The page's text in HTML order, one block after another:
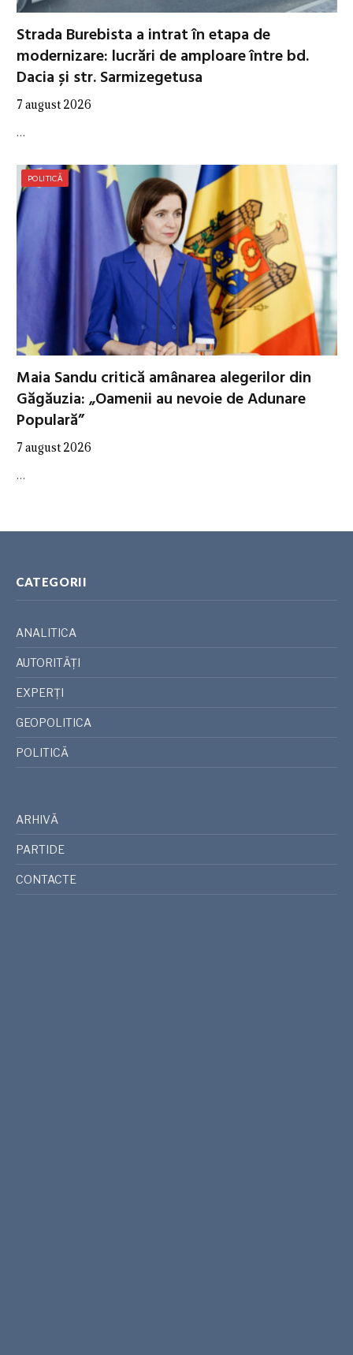
Strada Burebista a intrat în etapa de
modernizare: lucrări de amploare între bd.
Dacia și str. Sarmizegetusa
7 august 2026
…
POLITICĂ
Maia Sandu critică amânarea alegerilor din
Găgăuzia: „Oamenii au nevoie de Adunare
Populară”
7 august 2026
…
CATEGORII
ANALITICA
AUTORITĂȚI
EXPERȚI
GEOPOLITICA
POLITICĂ
ARHIVĂ
PARTIDE
CONTACTE